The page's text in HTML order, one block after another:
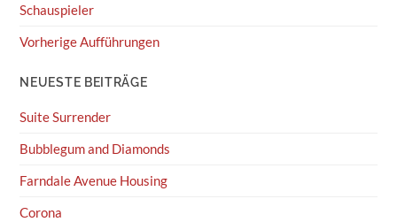
Schauspieler
Vorherige Aufführungen
NEUESTE BEITRÄGE
Suite Surrender
Bubblegum and Diamonds
Farndale Avenue Housing
Corona